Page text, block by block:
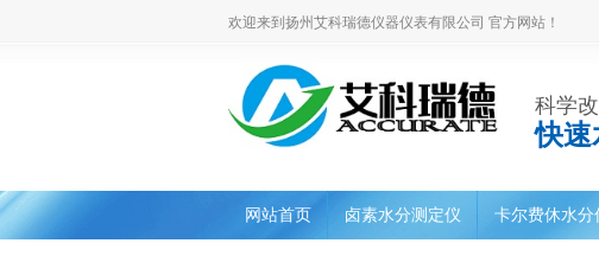
欢迎来到扬州艾科瑞德仪器仪表有限公司 官方网站！
科学
快速
网站首页 卤素水分测定仪 卡尔费休水分